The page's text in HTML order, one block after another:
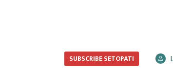
SUBSCRIBE SETOPATI